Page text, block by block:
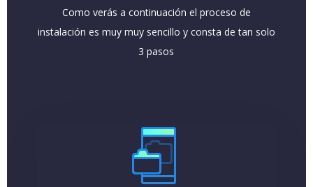
Como verás a continuación el proceso de
instalación es muy muy sencillo y consta de tan solo
3 pasos